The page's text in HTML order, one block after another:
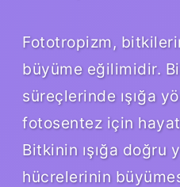
Fototropizm,
büyüme eğilimidir.
süreçlerinde ışığa
fotosentez için
Bitkinin ışığa doğru
hücrelerinin